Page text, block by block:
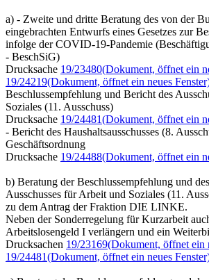
a) - Zweite und dritte Beratung des von der
eingebrachten Entwurfs eines Gesetzes zur
infolge der COVID-19-Pandemie
- BeschSiG)
Drucksache 19/23480(Dokument, öffnet ein
19/24219(Dokument, öffnet ein neues
Beschlussempfehlung und Bericht des
Soziales (11. Ausschuss)
Drucksache 19/24481(Dokument, öffnet ein
- Bericht des Haushaltsausschusses (8.
Geschäftsordnung
Drucksache 19/24488(Dokument, öffnet ein
b) Beratung der Beschlussempfehlung und
Ausschusses für Arbeit und Soziales (11.
zu dem Antrag der Fraktion DIE LINKE.
Neben der Sonderregelung für Kurzarbeit
Arbeitslosengeld I verlängern und ein
Drucksachen 19/23169(Dokument, öffnet ein
19/24481(Dokument, öffnet ein neues